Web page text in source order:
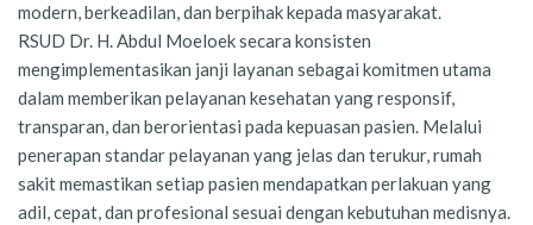
modern, berkeadilan, dan berpihak kepada masyarakat.
RSUD Dr. H. Abdul Moeloek secara konsisten
mengimplementasikan janji layanan sebagai komitmen utama
dalam memberikan pelayanan kesehatan yang responsif,
transparan, dan berorientasi pada kepuasan pasien. Melalui
penerapan standar pelayanan yang jelas dan terukur, rumah
sakit memastikan setiap pasien mendapatkan perlakuan yang
adil, cepat, dan profesional sesuai dengan kebutuhan medisnya.